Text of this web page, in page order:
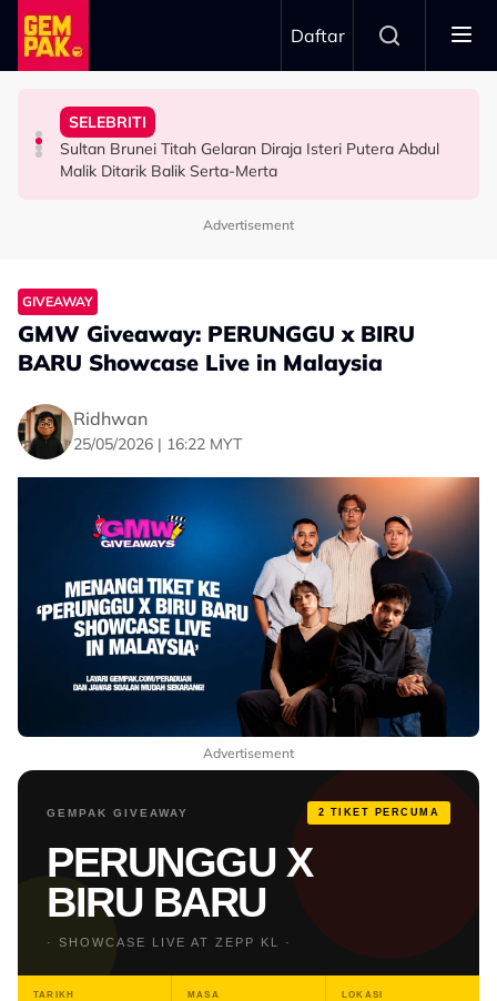
Skip to main content
Daftar
VIRAL
Netizen Puji Ketulusan Masjid Raja Bendahara Tengku
Badar Shah Papar Jumlah Kutipan Derma - “Setiap
SELEBRITI
Sultan Brunei Titah Gelaran Diraja Isteri Putera Abdul
Malik Ditarik Balik Serta-Merta
HIBURAN
Dari Angan-Angan Jadi Drama, Mira Filzah Kongsi
Inspirasi Di Sebalik Drama ‘Wish List’
HIBURAN
“Saya Memang Suka Gaya Streetwear…” - Ezaidi Aziz
Advertisement
GIVEAWAY
GMW Giveaway: PERUNGGU x BIRU
BARU Showcase Live in Malaysia
Ridhwan
25/05/2026 | 16:22 MYT
Advertisement
GEMPAK GIVEAWAY 2 TIKET PERCUMA
PERUNGGU X
BIRU BARU
· SHOWCASE LIVE AT ZEPP KL ·
TARIKH MASA LOKASI